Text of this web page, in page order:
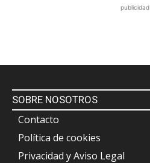
publicidad
SOBRE NOSOTROS
Contacto
Política de cookies
Privacidad y Aviso Legal